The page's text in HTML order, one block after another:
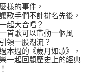
樣的事件，
歌手們不計排名先後，
起大合唱？
首歌可以帶動一個風
領一股潮流？
本週的《歲月如歌》，
一起回顧歷史上的經典